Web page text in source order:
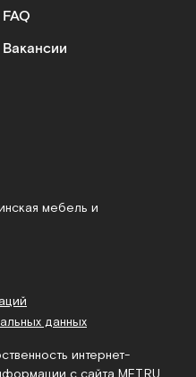
FAQ
Вакансии
мебель и
данных
интернет-
с сайта MET.RU